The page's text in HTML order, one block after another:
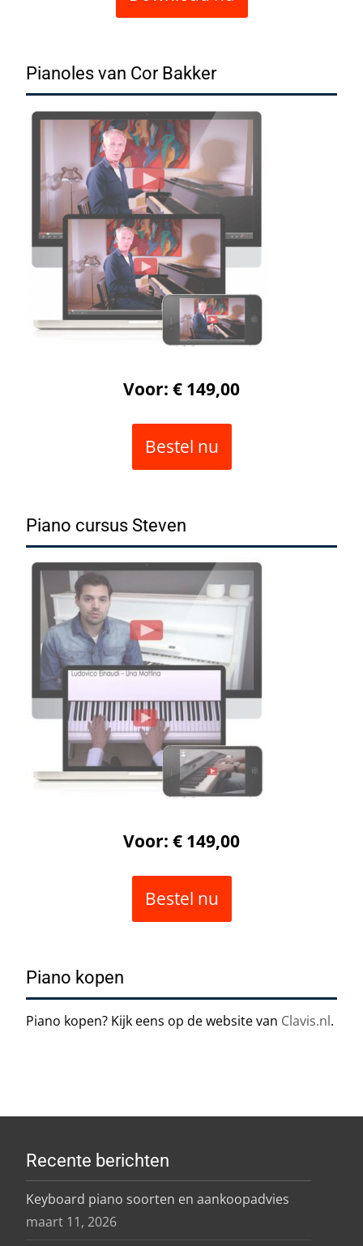
Pianoles van Cor Bakker
Voor: € 149,00
Bestel nu
Piano cursus Steven
Voor: € 149,00
Bestel nu
Piano kopen
Piano kopen? Kijk eens op de website van Clavis.nl.
Recente berichten
Keyboard piano soorten en aankoopadvies
maart 11, 2026